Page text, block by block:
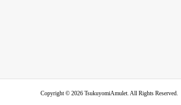
Copyright © 2026 TsukuyomiAmulet. All Rights Reserved.